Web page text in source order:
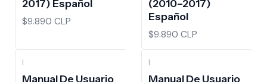
2017) Español
$9.890 CLP
(2010–2017)
Español
$9.890 CLP
|
Manual De Usuario
|
Manual De Usuario